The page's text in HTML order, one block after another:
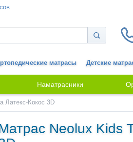
матрасы Детские
Наматрасники
Латекс-Кокос 3D
Neolux Kids